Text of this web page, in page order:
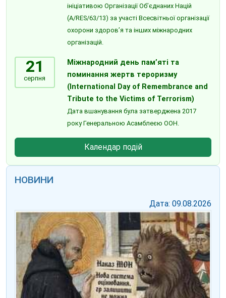
ініціативою Організації Об’єднаних Націй
(A/RES/63/13) за участі Всесвітньої організації
охорони здоров’я та інших міжнародних
організацій.
21
серпня
Міжнародний день пам’яті та
поминання жертв тероризму
(International Day of Remembrance and
Tribute to the Victims of Terrorism)
Дата вшанування була затверджена 2017
року Генеральною Асамблеєю ООН.
Календар подій
НОВИНИ
Дата: 09.08.2026